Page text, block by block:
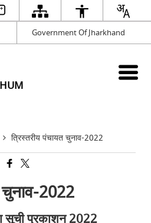
Government Of Jharkhand
त्रिस्तरीय पंचायत चुनाव-2022
चुनाव-2022
सूची प्रकाशन 2022